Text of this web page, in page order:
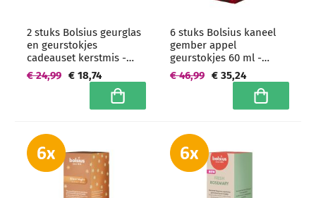
2 stuks Bolsius geurglas
en geurstokjes
cadeauset kerstmis -
grootverpakking
€ 18,74
€ 24,99
In winkelwagen
6 stuks Bolsius kaneel
gember appel
geurstokjes 60 ml -
grootverpakking
€ 35,24
€ 46,99
In